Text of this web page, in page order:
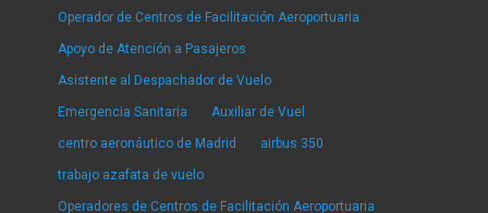
Operador de Centros de Facilitación Aeroportuaria
Apoyo de Atención a Pasajeros
Asistente al Despachador de Vuelo
Emergencia Sanitaria Auxiliar de Vuel
centro aeronáutico de Madrid airbus 350
trabajo azafata de vuelo
Operadores de Centros de Facilitación Aeroportuaria